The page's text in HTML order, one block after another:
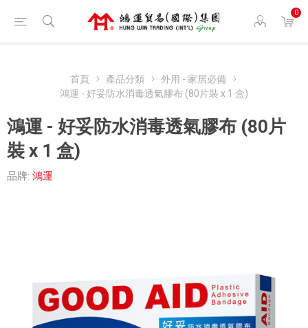
0
首頁 產品分類
外用 - 家居必備
鴻運 - 好妥防水消毒透氣膠布 (80片裝 x 1 盒)
鴻運 - 好妥防水消毒透氣膠布 (80片
裝 x 1 盒)
品牌: 鴻運